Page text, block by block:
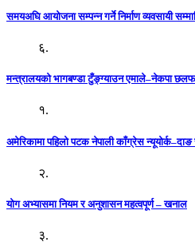
समयअघि आयोजना सम्पन्न गर्ने निर्माण व्यवसायी
६.
मन्त्रालयको भागबण्डा टुँङ्ग्याउन एमाले–नेकपा
१.
अमेरिकामा पहिलो पटक नेपाली काँग्रेस
२.
योग अभ्यासमा नियम र अनुशासन महत्वपूर्ण – खनाल
३.